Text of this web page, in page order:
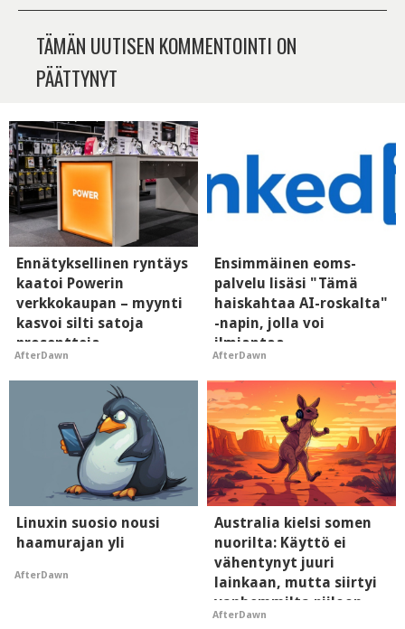
TÄMÄN UUTISEN KOMMENTOINTI ON
PÄÄTTYNYT
Ennätyksellinen ryntäys
kaatoi Powerin
verkkokaupan – myynti
kasvoi silti satoja
prosentteja
AfterDawn
Ensimmäinen eoms-
palvelu lisäsi "Tämä
haiskahtaa AI-roskalta"
-napin, jolla voi
ilmiantaa
tekoälytauhkan
AfterDawn
Linuxin suosio nousi
haamurajan yli
AfterDawn
Australia kielsi somen
nuorilta: Käyttö ei
vähentynyt juuri
lainkaan, mutta siirtyi
vanhemmilta piiloon
AfterDawn